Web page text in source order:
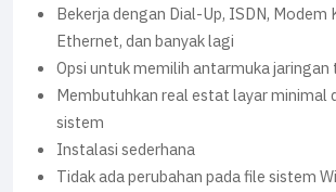
Bekerja dengan Dial-Up, ISDN, Modem
Ethernet, dan banyak lagi
Opsi untuk memilih antarmuka
Membutuhkan real estat layar minimal
sistem
Instalasi sederhana
Tidak ada perubahan pada file sistem